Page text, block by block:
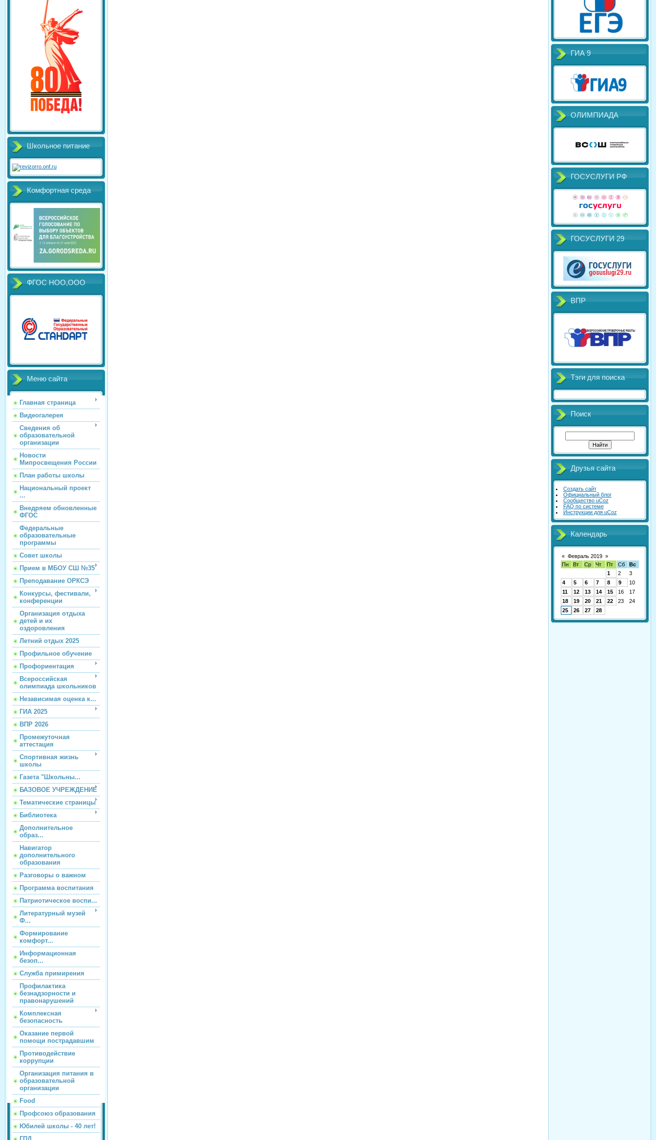
Школьное питание
Комфортная среда
ФГОС НОО,ООО
Меню сайта
Главная страница
Видеогалерея
Сведения об
образовательной
организации
Новости
Мипросвещения России
План работы школы
Национальный проект
...
Внедряем обновленные
ФГОС
Федеральные
образовательные
программы
Совет школы
Прием в МБОУ СШ №35
Преподавание ОРКСЭ
Конкурсы, фестивали,
конференции
Организация отдыха
детей и их
оздоровления
Летний отдых 2025
Профильное обучение
Профориентация
Всероссийская
олимпиада школьников
Независимая оценка к...
ГИА 2025
ВПР 2026
Промежуточная
аттестация
Спортивная жизнь
школы
Газета "Школьны...
БАЗОВОЕ УЧРЕЖДЕНИЕ
Тематические страницы
Библиотека
Дополнительное
образ...
Навигатор
дополнительного
образования
Разговоры о важном
Программа воспитания
Патриотическое воспи...
Литературный музей
Ф...
Формирование
комфорт...
Информационная
безоп...
Служба примирения
Профилактика
безнадзорности и
правонарушений
Комплексная
безопасность
Оказание первой
помощи пострадавшим
Противодействие
коррупции
Организация питания в
образовательной
организации
Food
Профсоюз образования
Юбилей школы - 40 лет!
ГИА 9
ОЛИМПИАДА
ГОСУСЛУГИ РФ
ГОСУСЛУГИ 29
ВПР
Тэги для поиска
Поиск
Друзья сайта
Создать сайт
Официальный блог
Сообщество uCoz
FAQ по системе
Инструкции для uCoz
Календарь
« Февраль 2019 »
Пн
Вт Ср Чт Пт Сб
Вс
1
2
3
4
5 6 7 8 9
10
11
12 13 14 15 16
17
18
19 20 21 22 23
24
25
26 27 28